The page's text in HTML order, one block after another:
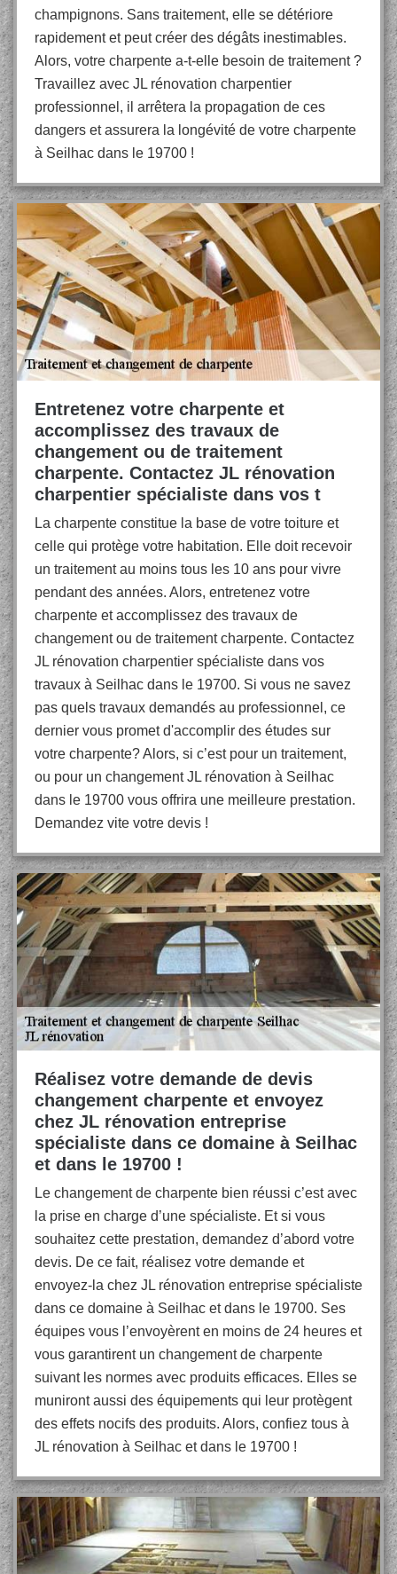
champignons. Sans traitement, elle se détériore
rapidement et peut créer des dégâts inestimables.
Alors, votre charpente a-t-elle besoin de traitement ?
Travaillez avec JL rénovation charpentier
professionnel, il arrêtera la propagation de ces
dangers et assurera la longévité de votre charpente
à Seilhac dans le 19700 !
Entretenez votre charpente et
accomplissez des travaux de
changement ou de traitement
charpente. Contactez JL rénovation
charpentier spécialiste dans vos t
La charpente constitue la base de votre toiture et
celle qui protège votre habitation. Elle doit recevoir
un traitement au moins tous les 10 ans pour vivre
pendant des années. Alors, entretenez votre
charpente et accomplissez des travaux de
changement ou de traitement charpente. Contactez
JL rénovation charpentier spécialiste dans vos
travaux à Seilhac dans le 19700. Si vous ne savez
pas quels travaux demandés au professionnel, ce
dernier vous promet d'accomplir des études sur
votre charpente? Alors, si c’est pour un traitement,
ou pour un changement JL rénovation à Seilhac
dans le 19700 vous offrira une meilleure prestation.
Demandez vite votre devis !
Réalisez votre demande de devis
changement charpente et envoyez
chez JL rénovation entreprise
spécialiste dans ce domaine à Seilhac
et dans le 19700 !
Le changement de charpente bien réussi c’est avec
la prise en charge d’une spécialiste. Et si vous
souhaitez cette prestation, demandez d’abord votre
devis. De ce fait, réalisez votre demande et
envoyez-la chez JL rénovation entreprise spécialiste
dans ce domaine à Seilhac et dans le 19700. Ses
équipes vous l’envoyèrent en moins de 24 heures et
vous garantirent un changement de charpente
suivant les normes avec produits efficaces. Elles se
muniront aussi des équipements qui leur protègent
des effets nocifs des produits. Alors, confiez tous à
JL rénovation à Seilhac et dans le 19700 !